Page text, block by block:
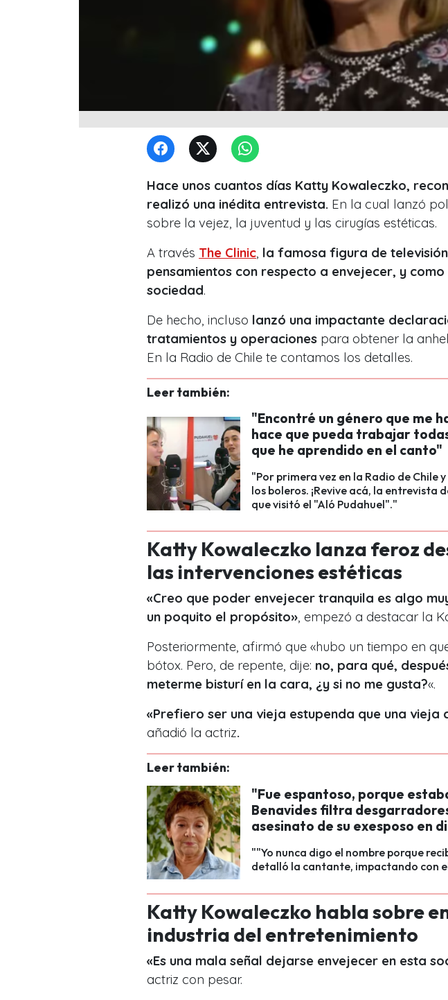
Hace unos cuantos días Katty Kowaleczko,
realizó una inédita entrevista. En la cual lanzó
sobre la vejez, la juventud y las cirugías estéticas.
A través The Clinic la famosa figura de
pensamientos con respecto a envejecer, y
sociedad.
De hecho, incluso lanzó una impactante
tratamientos y operaciones para obtener la
En la Radio de Chile te contamos los detalles.
Leer también:
"Encontré un género que me
hace que pueda trabajar
que he aprendido en el canto"
"Por primera vez en la Radio de Chile
los boleros. ¡Revive acá, la entrevista
que visitó el "Aló Pudahuel"."
Katty Kowaleczko lanza feroz
las intervenciones estéticas
«Creo que poder envejecer tranquila es algo
un poquito el propósito» , empezó a destacar la
Posteriormente, afirmó que «hubo un tiempo en
bótox. Pero, de repente, dije: no, para qué,
meterme bisturí en la cara, ¿y si no me gusta?«.
«Prefiero ser una vieja estupenda que una vieja
añadió la actriz.
Leer también:
"Fue espantoso, porque
Benavides filtra
asesinato de su exesposo en
""Yo nunca digo el nombre porque
detalló la cantante, impactando con
Katty Kowaleczko habla sobre
industria del entretenimiento
«Es una mala señal dejarse envejecer en esta
actriz con pesar.